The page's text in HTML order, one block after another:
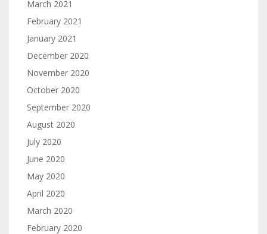
March 2021
February 2021
January 2021
December 2020
November 2020
October 2020
September 2020
August 2020
July 2020
June 2020
May 2020
April 2020
March 2020
February 2020